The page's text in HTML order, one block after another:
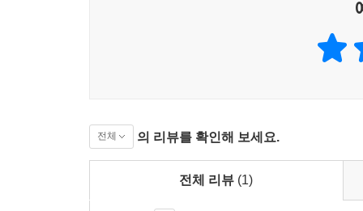
전체 의 리뷰를 확인해 보세요.
전체 리뷰 (1)